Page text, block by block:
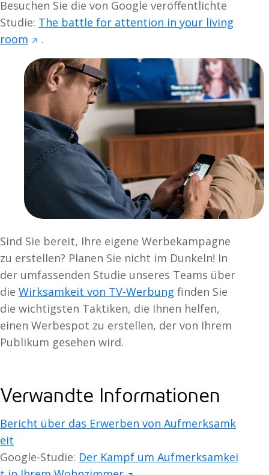
Besuchen Sie die von Google veröffentlichte
Studie: The battle for attention in your living
room
.
Sind Sie bereit, Ihre eigene Werbekampagne
zu erstellen? Planen Sie nicht im Dunkeln! In
der umfassenden Studie unseres Teams über
die Wirksamkeit von TV-Werbung finden Sie
die wichtigsten Taktiken, die Ihnen helfen,
einen Werbespot zu erstellen, der von Ihrem
Publikum gesehen wird.
Verwandte Informationen
Bericht über das Erwerben von Aufmerksamk
eit
Google-Studie: Der Kampf um Aufmerksamkei